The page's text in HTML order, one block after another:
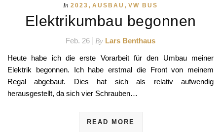
In 2023 , AUSBAU , VW BUS
Elektrikumbau begonnen
Feb. 26 By Lars Benthaus
Heute habe ich die erste Vorarbeit für den Umbau meiner
Elektrik begonnen. Ich habe erstmal die Front von meinem
Regal abgebaut. Dies hat sich als relativ aufwendig
herausgestellt, da sich vier Schrauben…
READ MORE